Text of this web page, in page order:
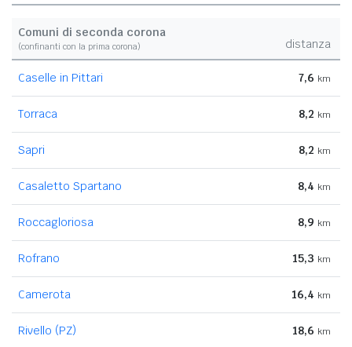
Comuni di seconda corona
(confinanti con la prima corona) distanza
Caselle in Pittari 7,6 km
Torraca 8,2 km
Sapri 8,2 km
Casaletto Spartano 8,4 km
Roccagloriosa 8,9 km
Rofrano 15,3 km
Camerota 16,4 km
Rivello (PZ) 18,6 km